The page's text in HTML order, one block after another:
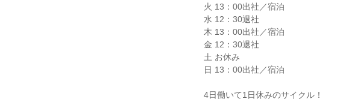
火 13：00出社／宿泊
水 12：30退社
木 13：00出社／宿泊
金 12：30退社
土 お休み
日 13：00出社／宿泊
4日働いて1日休みのサイクル！